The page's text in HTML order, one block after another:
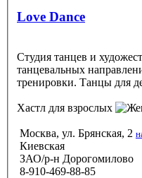
Love Dance
Студия танцев и
танцевальных
тренировки. Танцы для
Хастл для взрослых
Москва, ул. Брянская, 2
Киевская
ЗАО/р-н Дорогомилово
8-910-469-88-85